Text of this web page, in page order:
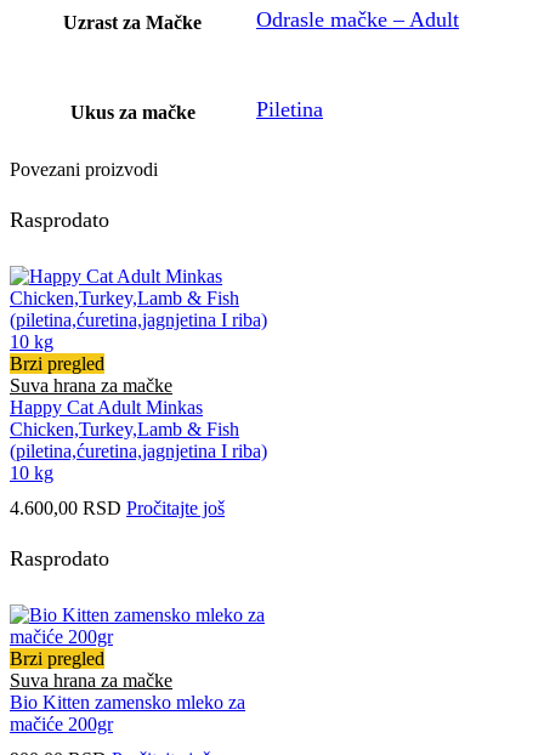
Uzrast za Mačke Odrasle mačke – Adult
Ukus za mačke Piletina
Povezani proizvodi
Rasprodato
Brzi pregled
Suva hrana za mačke
Happy Cat Adult Minkas
Chicken,Turkey,Lamb & Fish
(piletina,ćuretina,jagnjetina I riba)
10 kg
4.600,00 RSD Pročitajte još
Rasprodato
Brzi pregled
Suva hrana za mačke
Bio Kitten zamensko mleko za
mačiće 200gr